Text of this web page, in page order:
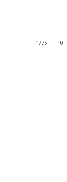
0
1775